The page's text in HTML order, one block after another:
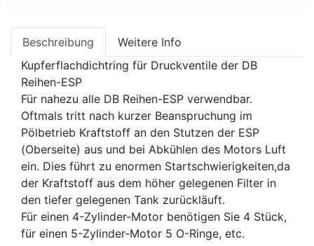
Beschreibung
Weitere Info
Kupferflachdichtring für Druckventile der DB
Reihen-ESP
Für nahezu alle DB Reihen-ESP verwendbar.
Oftmals tritt nach kurzer Beanspruchung im
Pölbetrieb Kraftstoff an den Stutzen der ESP
(Oberseite) aus und bei Abkühlen des Motors Luft
ein. Dies führt zu enormen Startschwierigkeiten,da
der Kraftstoff aus dem höher gelegenen Filter in
den tiefer gelegenen Tank zurückläuft.
Für einen 4-Zylinder-Motor benötigen Sie 4 Stück,
für einen 5-Zylinder-Motor 5 O-Ringe, etc.